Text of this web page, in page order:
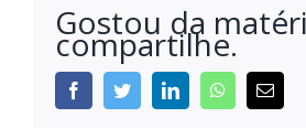
Gostou da
compartilhe.